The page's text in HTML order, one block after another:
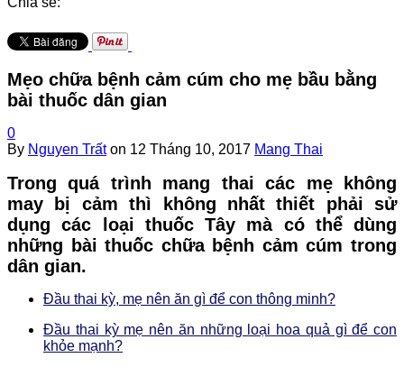
Mẹo chữa bệnh cảm cúm cho mẹ bầu bằng
bài thuốc dân gian
0
By Nguyen Trất on 12 Tháng 10, 2017 Mang Thai
Trong quá trình mang thai các mẹ không
may bị cảm thì không nhất thiết phải sử
dụng các loại thuốc Tây mà có thể dùng
những bài thuốc chữa bệnh cảm cúm trong
dân gian.
Đầu thai kỳ, mẹ nên ăn gì để con thông minh?
Đầu thai kỳ mẹ nên ăn những loại hoa quả gì để con
khỏe mạnh?